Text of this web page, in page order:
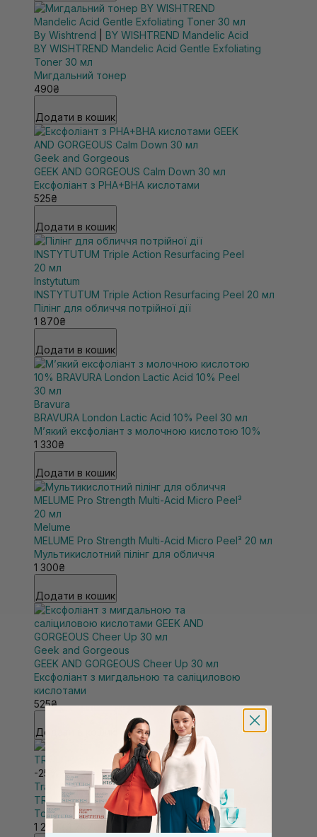
By Wishtrend
BY WISHTREND Mandelic Acid
BY WISHTREND Mandelic Acid Gentle Exfoliating
Toner 30 мл
Мигдальний тонер
490₴
Додати в кошик
Geek and Gorgeous
GEEK AND GORGEOUS Calm Down 30 мл
Ексфоліант з PHA+BHA кислотами
525₴
Додати в кошик
Instytutum
INSTYTUTUM Triple Action Resurfacing Peel 20 мл
Пілінг для обличчя потрійної дії
1 870₴
Додати в кошик
Bravura
BRAVURA London Lactic Acid 10% Peel 30 мл
М’який ексфоліант з молочною кислотою 10%
1 330₴
Додати в кошик
Melume
MELUME Pro Strength Multi-Acid Micro Peel³ 20 мл
Мультикислотний пілінг для обличчя
1 300₴
Додати в кошик
Geek and Gorgeous
GEEK AND GORGEOUS Cheer Up 30 мл
Ексфоліант з мигдальною та саліциловою
кислотами
525₴
Додати в кошик
-25%
Transparent-Lab
TRANSPARENT-LAB Strong Exfoliator 130 мл
Тонер для інтенсивного відлущування
1 280₴